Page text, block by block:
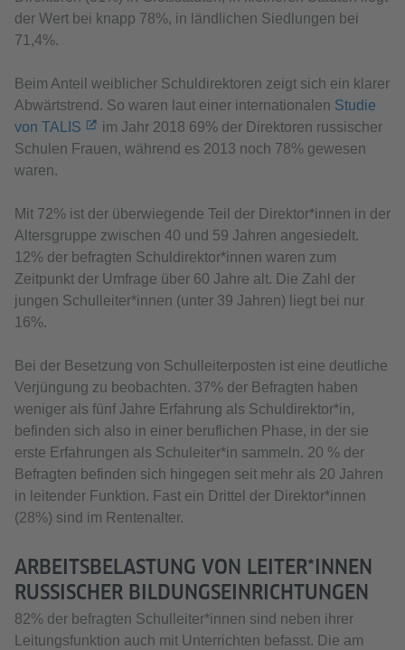
der Wert bei knapp 78%, in ländlichen Siedlungen bei
71,4%.
Beim Anteil weiblicher Schuldirektoren zeigt sich ein klarer
Abwärtstrend. So waren laut einer internationalen Studie
von TALIS
im Jahr 2018 69% der Direktoren russischer
Schulen Frauen, während es 2013 noch 78% gewesen
waren.
Mit 72% ist der überwiegende Teil der Direktor*innen in der
Altersgruppe zwischen 40 und 59 Jahren angesiedelt.
12% der befragten Schuldirektor*innen waren zum
Zeitpunkt der Umfrage über 60 Jahre alt. Die Zahl der
jungen Schulleiter*innen (unter 39 Jahren) liegt bei nur
16%.
Bei der Besetzung von Schulleiterposten ist eine deutliche
Verjüngung zu beobachten. 37% der Befragten haben
weniger als fünf Jahre Erfahrung als Schuldirektor*in,
befinden sich also in einer beruflichen Phase, in der sie
erste Erfahrungen als Schuleiter*in sammeln. 20 % der
Befragten befinden sich hingegen seit mehr als 20 Jahren
in leitender Funktion. Fast ein Drittel der Direktor*innen
(28%) sind im Rentenalter.
ARBEITSBELASTUNG VON LEITER*INNEN
RUSSISCHER BILDUNGSEINRICHTUNGEN
82% der befragten Schulleiter*innen sind neben ihrer
Leitungsfunktion auch mit Unterrichten befasst. Die am